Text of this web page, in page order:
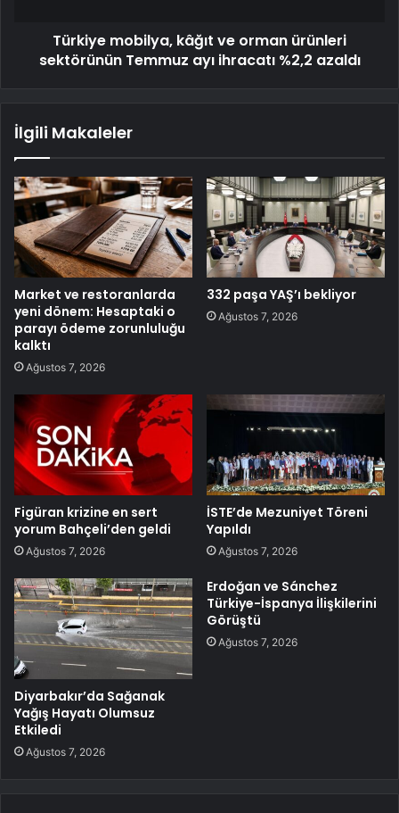
Türkiye mobilya, kâğıt ve orman ürünleri
sektörünün Temmuz ayı ihracatı %2,2 azaldı
İlgili Makaleler
Market ve restoranlarda
yeni dönem: Hesaptaki o
parayı ödeme zorunluluğu
kalktı
Ağustos 7, 2026
332 paşa YAŞ’ı bekliyor
Ağustos 7, 2026
Figüran krizine en sert
yorum Bahçeli’den geldi
Ağustos 7, 2026
İSTE’de Mezuniyet Töreni
Yapıldı
Ağustos 7, 2026
Diyarbakır’da Sağanak
Yağış Hayatı Olumsuz
Etkiledi
Ağustos 7, 2026
Erdoğan ve Sánchez
Türkiye-İspanya İlişkilerini
Görüştü
Ağustos 7, 2026